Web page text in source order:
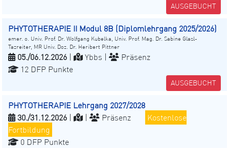
AUSGEBUCHT
PHYTOTHERAPIE II Modul 8B (Diplomlehrgang 2025/2026)
emer. o. Univ. Prof. Dr. Wolfgang Kubelka, Univ. Prof. Mag. Dr. Sabine Glasl-
Tazreiter, MR Univ. Doz. Dr. Heribert Pittner
05./06.12.2026 Ybbs |
Präsenz
12 DFP Punkte
AUSGEBUCHT
PHYTOTHERAPIE Lehrgang 2027/2028
30./31.12.2026
Präsenz
Kostenlose
Fortbildung
0 DFP Punkte